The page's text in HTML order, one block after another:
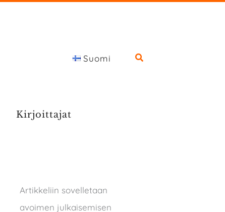
Suomi
Kirjoittajat
Artikkeliin sovelletaan
avoimen julkaisemisen